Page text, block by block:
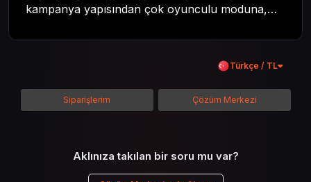
kampanya yapısından çok oyunculu moduna,
kadar her şeyi kapsamaya çalışacaktır. Tüm
içeriği boyunca Call of Duty evreninin
detaylarına inilecek ve steam hediye kartı
kullanımının avantajlarından da bahsedilecektir.
Türkçe / TL
Siparişlerim Çözüm Merkezi
Aklınıza takılan bir soru mu var?